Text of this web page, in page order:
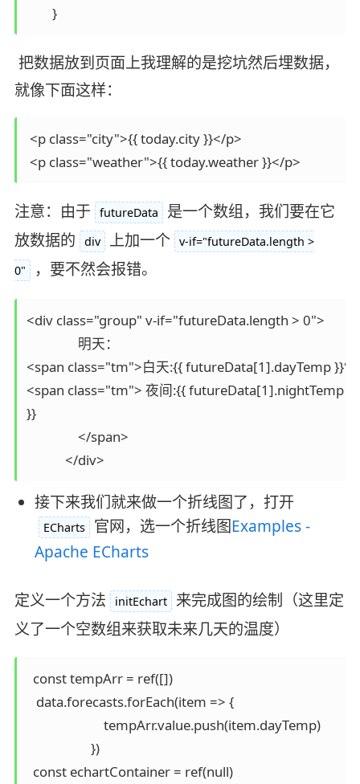
        }
把数据放到页面上我理解的是挖坑然后埋数据，
就像下面这样：
<p class="city">{{ today.city }}</p>
<p class="weather">{{ today.weather }}</p>
注意：由于 futureData
是一个数组，我们要在它
放数据的
div 上加一个 v-if="futureData.length >
0"
，要不然会报错。
<div class="group" v-if="futureData.length > 0">
                明天：
<span class="tm">白天:{{ futureData[1].dayTemp
<span class="tm"> 夜间:{{
}}
                </span>
            </div>
接下来我们就来做一个折线图了，打开
ECharts 官网，选一个折线图Examples -
Apache ECharts
定义一个方法 initEchart 来完成图的绘制（这里定
义了一个空数组来获取未来几天的温度）
  const tempArr = ref([])
   data.forecasts.forEach(item => {
                        tempArr.value.push(item.dayTemp)
                    })
  const echartContainer = ref(null)